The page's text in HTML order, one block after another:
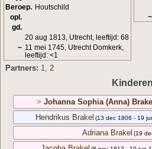
Beroep. Houtschild
opl.
gd.
20 aug 1813, Utrecht, leeftijd: 68
~ 11 mei 1745, Utrecht Domkerk,
leeftijd: <1
~
Partners: 1, 2
Kinderen
> Johanna Sophia (Anna) Brakel
Hendrikus Brakel (13 dec 1806 - 19
Adriana Brakel (19